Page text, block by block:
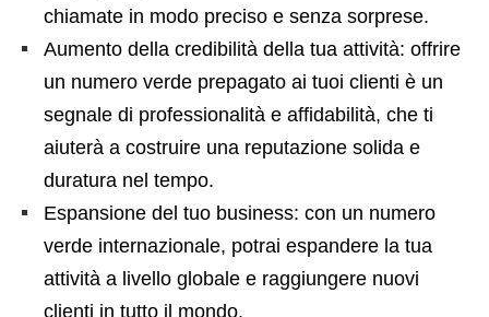
chiamate in modo preciso e senza sorprese.
Aumento della credibilità della tua attività: offrire
un numero verde prepagato ai tuoi clienti è un
segnale di professionalità e affidabilità, che ti
aiuterà a costruire una reputazione solida e
duratura nel tempo.
Espansione del tuo business: con un numero
verde internazionale, potrai espandere la tua
attività a livello globale e raggiungere nuovi
clienti in tutto il mondo.